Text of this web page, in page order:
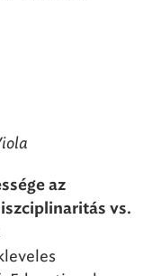
az
vs.